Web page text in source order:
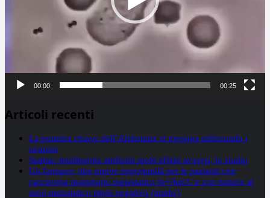
00:00 00:25
Articoli recenti
La proteina chiave dell’Alzheimer si propaga utilizzando i
neuroni
Statine: inutilmente attribuiti molti effetti avversi, lo studio
Un farmaco, due nuove opportunità per le pazienti con
carcinoma mammario metastatico hr+/her2- e con tumore al
seno metastatico triplo negativo (mtnbc)